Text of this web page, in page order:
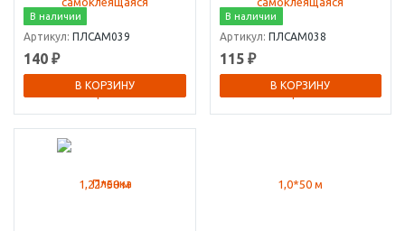
В наличии
Артикул: ПЛСАМ039
140 ₽
В КОРЗИНУ
В наличии
Артикул: ПЛСАМ038
115 ₽
В КОРЗИНУ